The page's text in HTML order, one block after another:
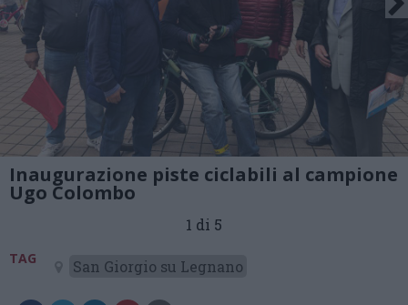
Inaugurazione piste ciclabili al campione
Ugo Colombo
1 di 5
TAG San Giorgio su Legnano